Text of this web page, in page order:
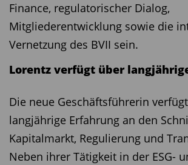
Finance, regulatorischer Dialog,
Mitgliederentwicklung sowie die
Vernetzung des BVII sein.
Lorentz verfügt über
Die neue Geschäftsführerin
langjährige Erfahrung an den
Kapitalmarkt, Regulierung und
Neben ihrer Tätigkeit in der ESG-